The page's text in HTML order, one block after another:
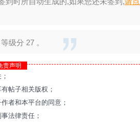
级分 27 。
责声明
帖子相关版权；
者和本平台的同意；
法律责任；